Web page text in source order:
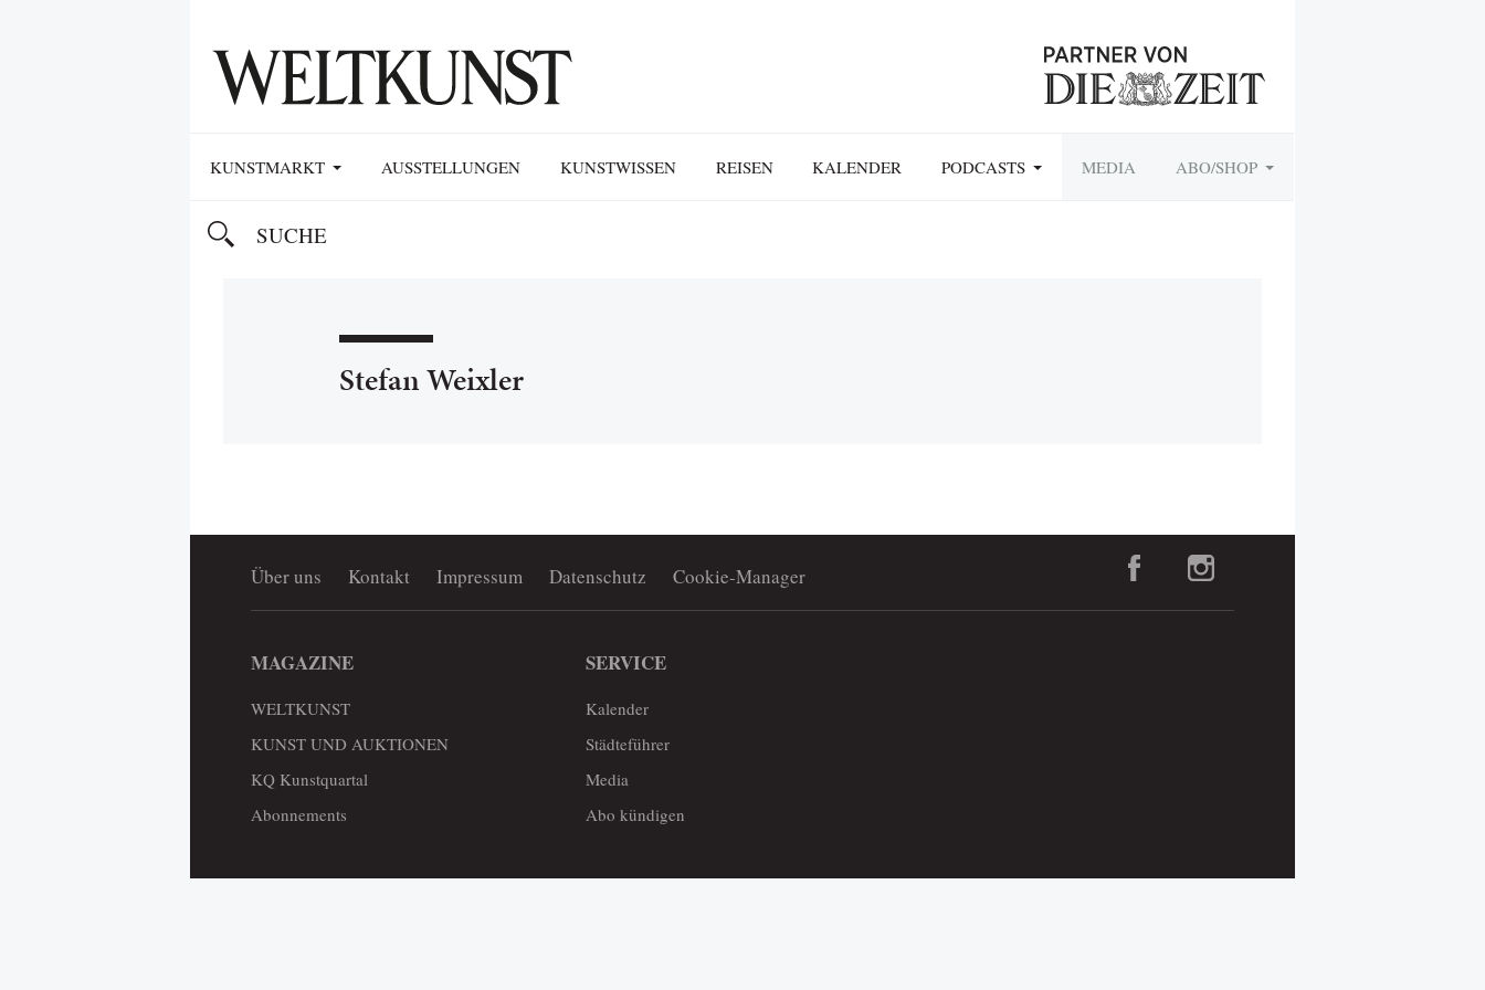
KUNSTMARKT AUSSTELLUNGEN KUNSTWISSEN REISEN KALENDER PODCASTS MEDIA ABO/SHOP
Stefan Weixler
Über uns Kontakt Impressum Datenschutz Cookie-Manager
MAGAZINE
WELTKUNST
KUNST UND AUKTIONEN
KQ Kunstquartal
Abonnements
SERVICE
Kalender
Städteführer
Media
Abo kündigen